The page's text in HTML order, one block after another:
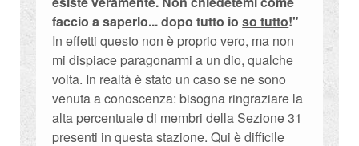
faccio a saperlo... dopo tutto ioso tutto!"
In effetti questo non è proprio vero, ma non
mi dispiace paragonarmi a un dio, qualche
volta. In realtà è stato un caso se ne sono
venuta a conoscenza: bisogna ringraziare la
alta percentuale di membri della Sezione 31
presenti in questa stazione. Qui è difficile